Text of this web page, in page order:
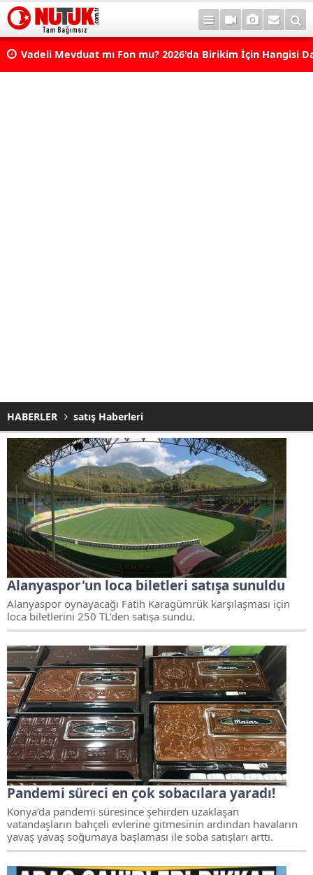
Vadeli Mevduat mı Fon mu? 2026'da Birikim İçin Hangisi
Avantajlı? Nelere Dikkat Edilmeli?
HABERLER satış Haberleri
Alanyaspor'un loca biletleri satışa sunuldu
Alanyaspor oynayacağı Fatih Karagümrük karşılaşması için
loca biletlerini 250 TL’den satışa sundu.
Pandemi süreci en çok sobacılara yaradı!
Konya’da pandemi süresince şehirden uzaklaşan
vatandaşların bahçeli evlerine gitmesinin ardından havaların
yavaş yavaş soğumaya başlaması ile soba satışları arttı.